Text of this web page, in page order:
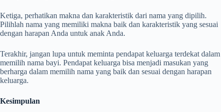
Ketiga, perhatikan makna dan karakteristik dari nama yang dipilih.
Pilihlah nama yang memiliki makna baik dan karakteristik yang sesuai
dengan harapan Anda untuk anak Anda.
Terakhir, jangan lupa untuk meminta pendapat keluarga terdekat dalam
memilih nama bayi. Pendapat keluarga bisa menjadi masukan yang
berharga dalam memilih nama yang baik dan sesuai dengan harapan
keluarga.
Kesimpulan